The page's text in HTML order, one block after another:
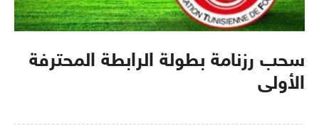
سحب رزنامة بطولة الرابطة المحترفة
الأولى